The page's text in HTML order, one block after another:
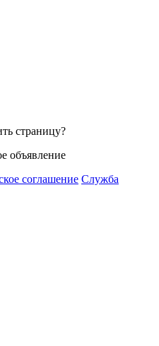
страницу?
объявление
соглашение Служба